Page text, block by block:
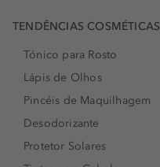
TENDÊNCIAS COSMÉTICAS
Tónico para Rosto
Lápis de Olhos
Pincéis de Maquilhagem
Desodorizante
Protetor Solares